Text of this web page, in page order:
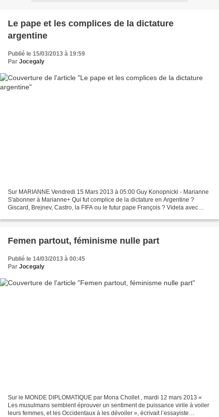
Le pape et les complices de la dictature
argentine
Publié le 15/03/2013 à 19:59
Par Jocegaly
Sur MARIANNE Vendredi 15 Mars 2013 à 05:00 Guy Konopnicki - Marianne
S'abonner à Marianne+ Qui fut complice de la dictature en Argentine ?
Giscard, Brejnev, Castro, la FIFA ou le futur pape François ? Videla avec
Femen partout, féminisme nulle part
Publié le 14/03/2013 à 00:45
Par Jocegaly
Sur le MONDE DIPLOMATIQUE par Mona Chollet , mardi 12 mars 2013 «
Les musulmans semblent éprouver un sentiment de puissance virile à voiler
leurs femmes, et les Occidentaux à les dévoiler », écrivait l’essayiste